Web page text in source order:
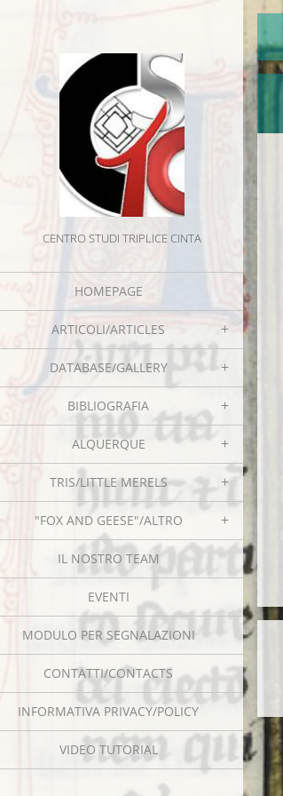
CENTRO STUDI TRIPLICE CINTA
HOMEPAGE
ARTICOLI/ARTICLES
DATABASE/GALLERY
BIBLIOGRAFIA
ALQUERQUE
TRIS/LITTLE MERELS
"FOX AND GEESE"/ALTRO
IL NOSTRO TEAM
EVENTI
MODULO PER SEGNALAZIONI
CONTATTI/CONTACTS
INFORMATIVA PRIVACY/POLICY
VIDEO TUTORIAL